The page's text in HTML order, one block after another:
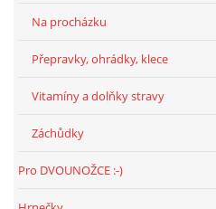
Na procházku
Přepravky, ohrádky, klece
Vitamíny a dolňky stravy
Záchůdky
Pro DVOUNOŽCE :-)